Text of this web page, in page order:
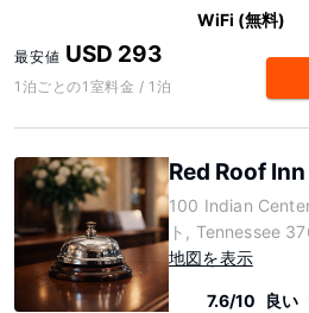
WiFi (無料)
最安値 USD 293
1泊ごとの1室料金 / 1泊
Red Roof
100 Indian
ト, Tennessee
地図を表示
7.6/10 良い